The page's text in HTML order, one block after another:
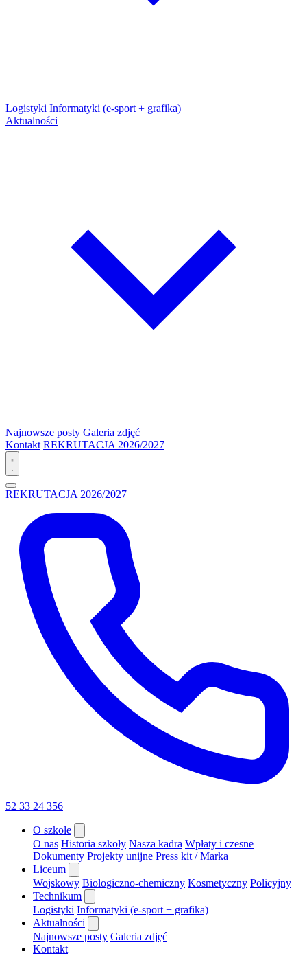
Logistyki Informatyki (e-sport + grafika)
Aktualności
Najnowsze posty Galeria zdjęć
Kontakt REKRUTACJA 2026/2027
REKRUTACJA 2026/2027
52 33 24 356
O szkole
O nas Historia szkoły Nasza kadra Wpłaty i czesne
Dokumenty Projekty unijne Press kit / Marka
Liceum
Wojskowy Biologiczno-chemiczny Kosmetyczny Policyjny
Technikum
Logistyki Informatyki (e-sport + grafika)
Aktualności
Najnowsze posty Galeria zdjęć
Kontakt